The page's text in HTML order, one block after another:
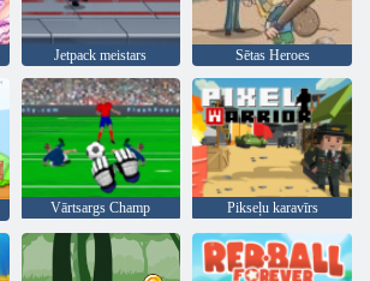
Jetpack meistars Sētas Heroes
Vārtsargs Champ Pikseļu karavīrs